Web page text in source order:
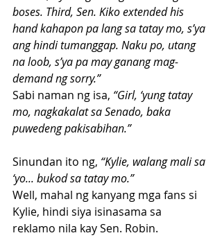
boses. Third, Sen. Kiko extended his
hand kahapon pa lang sa tatay mo, s’ya
ang hindi tumanggap. Naku po, utang
na loob, s’ya pa may ganang mag-
demand ng sorry.”
Sabi naman ng isa, “Girl, ‘yung tatay
mo, nagkakalat sa Senado, baka
puwedeng pakisabihan.”
Sinundan ito ng, “Kylie, walang mali sa
‘yo... bukod sa tatay mo.”
Well, mahal ng kanyang mga fans si
Kylie, hindi siya isinasama sa
reklamo nila kay Sen. Robin.